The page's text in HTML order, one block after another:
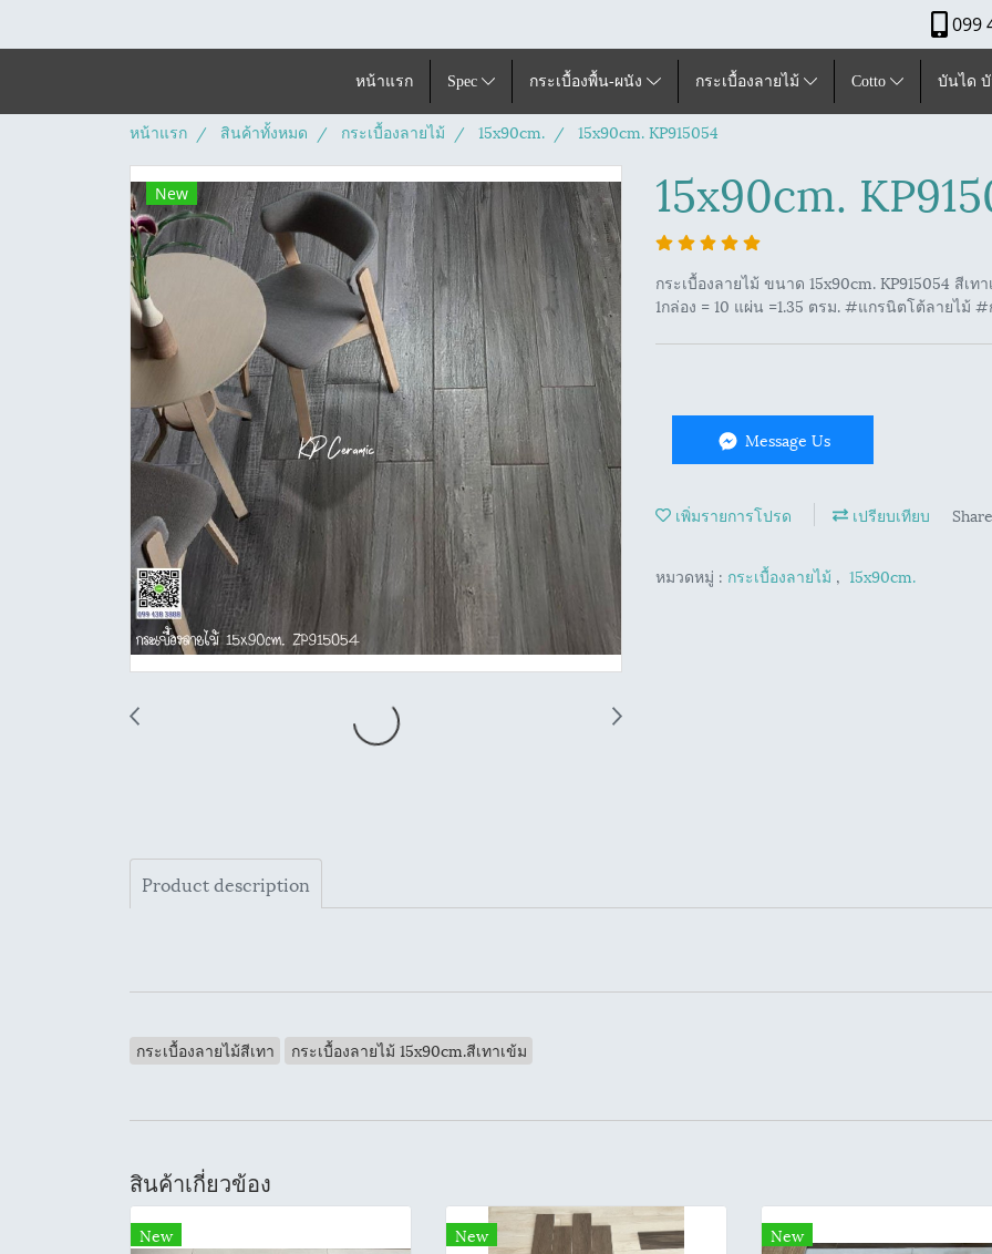
099
หน้าแรก Spec กระเบื้องพื้น-ผนัง กระเบื้องลายไม้ Cotto บันได
หน้าแรก สินค้าทั้งหมด กระเบื้องลายไม้ 15x90cm. 15x90cm. KP915054
New 15x90cm.
กระเบื้องลายไม้ ขนาด 15x90cm. KP915054 สี
1กล่อง = 10 แผ่น =1.35 ตรม. #แกรนิตโต้ลายไม้ #
Message Us
เพิ่มรายการโปรด เปรียบเทียบ Share
หมวดหมู่ : กระเบื้องลายไม้ , 15x90cm.
Product description
กระเบื้องลายไม้สีเทา กระเบื้องลายไม้ 15x90cm.สีเทาเข้ม
สินค้าเกี่ยวข้อง
New New New